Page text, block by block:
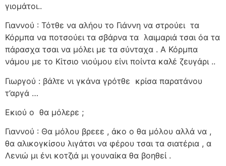
γιομάτοι..
Γιαννού : Τότθε να αλήου το Γιάννη να στρούει τα
Κόρμπα να ποτσούει τα σβάρνα τα λαιμαριά τσαι όα τα
πάρασχα τσαι να μόλει με τα σύνταχα . Α Κόρμπα
νάμου με το Κίτσιο νιούμου είνι ποίντα καλέ ζευγάρι ..
Γιωργού : βάλτε νι γκάνα γρότθε κρίσα παρατάνου
τ’αργά …
Εκιού ο θα μόλερε ;
Γιαννού : Θα μόλου βρεεε , άκο ο θα μόλου αλλά να ,
θα αλικογκίσου λιγάτσι να φέρου τσαι τα σιατέρια , α
Λενιώ μι ένι κοτζιά μι γουναίκα θα βοηθεί .